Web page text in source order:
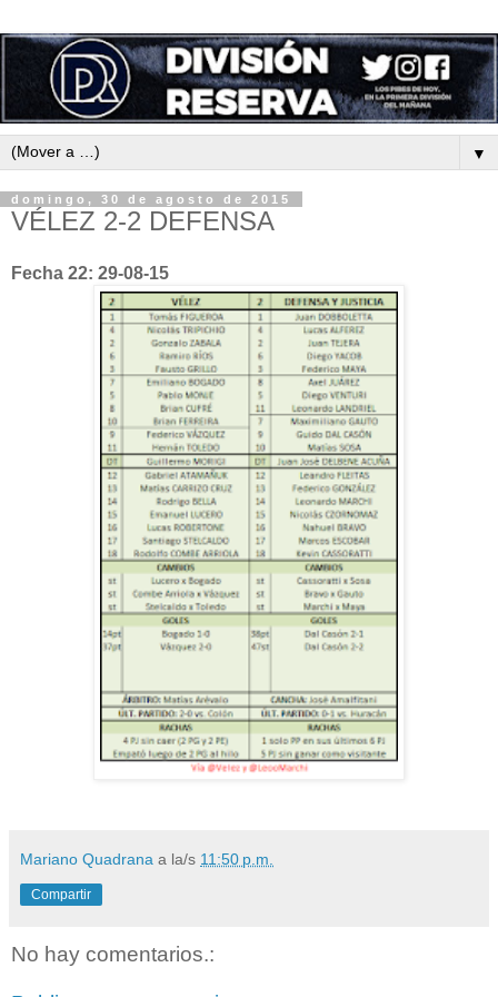
▼
domingo, 30 de agosto de 2015
VÉLEZ 2-2 DEFENSA
Fecha 22: 29-08-15
Mariano Quadrana a la/s 11:50 p.m.
Compartir
No hay comentarios.: